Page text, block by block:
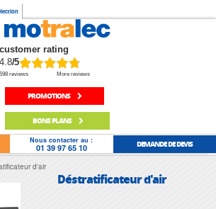
customer rating
4.8/5
598 reviews More reviews
PROMOTIONS
BONS PLANS
Nous contacter au :
01 39 97 65 10 DEMANDE DE DEVIS
d'air
Déstratificateur d'air